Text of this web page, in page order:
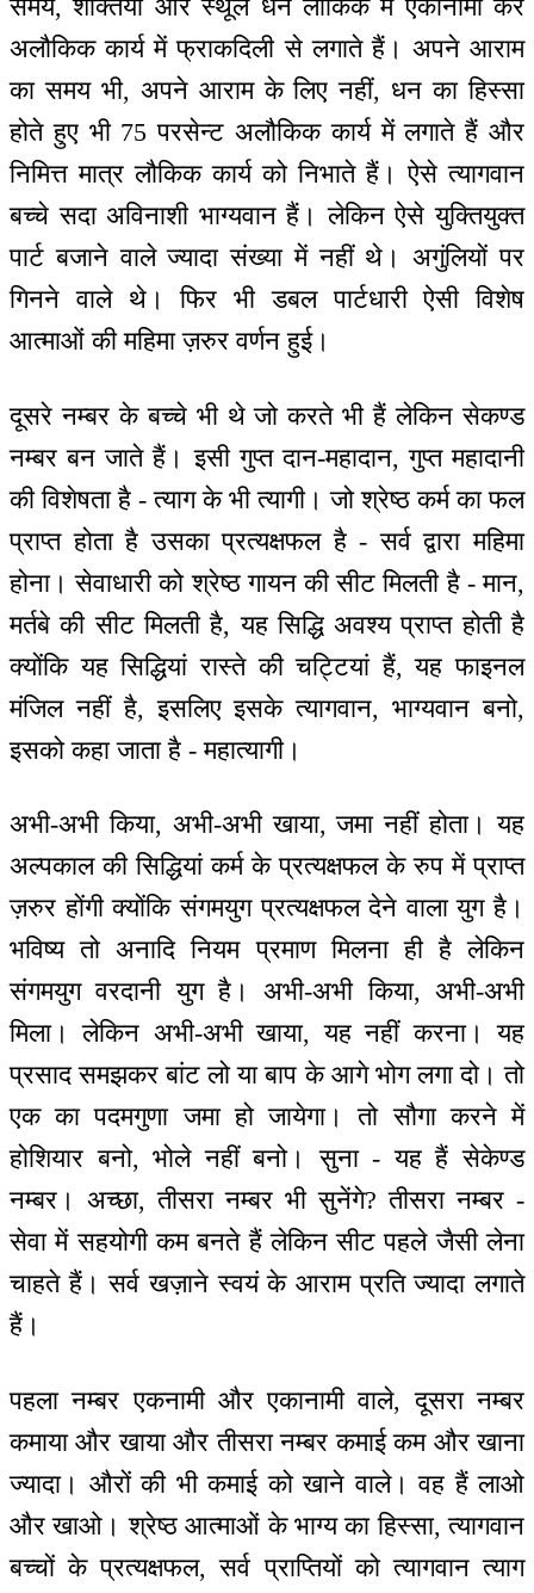
समय, शक्तियां और स्थूल धन लौकिक में एकानामी कर
अलौकिक कार्य में फ्राकदिली से लगाते हैं। अपने आराम
का समय भी, अपने आराम के लिए नहीं, धन का हिस्सा
होते हुए भी 75 परसेन्ट अलौकिक कार्य में लगाते हैं और
निमित्त मात्र लौकिक कार्य को निभाते हैं। ऐसे त्यागवान
बच्चे सदा अविनाशी भाग्यवान हैं। लेकिन ऐसे युक्तियुक्त
पार्ट बजाने वाले ज्यादा संख्या में नहीं थे। अगुंलियों पर
गिनने वाले थे। फिर भी डबल पार्टधारी ऐसी विशेष
आत्माओं की महिमा ज़रुर वर्णन हुई।
दूसरे नम्बर के बच्चे भी थे जो करते भी हैं लेकिन सेकण्ड
नम्बर बन जाते हैं। इसी गुप्त दान-महादान, गुप्त महादानी
की विशेषता है - त्याग के भी त्यागी। जो श्रेष्ठ कर्म का फल
प्राप्त होता है उसका प्रत्यक्षफल है - सर्व द्वारा महिमा
होना। सेवाधारी को श्रेष्ठ गायन की सीट मिलती है - मान,
मर्तबे की सीट मिलती है, यह सिद्धि अवश्य प्राप्त होती है
क्योंकि यह सिद्धियां रास्ते की चट्टियां हैं, यह फाइनल
मंजिल नहीं है, इसलिए इसके त्यागवान, भाग्यवान बनो,
इसको कहा जाता है - महात्यागी।
अभी-अभी किया, अभी-अभी खाया, जमा नहीं होता। यह
अल्पकाल की सिद्धियां कर्म के प्रत्यक्षफल के रुप में प्राप्त
ज़रुर होंगी क्योंकि संगमयुग प्रत्यक्षफल देने वाला युग है।
भविष्य तो अनादि नियम प्रमाण मिलना ही है लेकिन
संगमयुग वरदानी युग है। अभी-अभी किया, अभी-अभी
मिला। लेकिन अभी-अभी खाया, यह नहीं करना। यह
प्रसाद समझकर बांट लो या बाप के आगे भोग लगा दो। तो
एक का पदमगुणा जमा हो जायेगा। तो सौगा करने में
होशियार बनो, भोले नहीं बनो। सुना - यह हैं सेकेण्ड
नम्बर। अच्छा, तीसरा नम्बर भी सुनेंगे? तीसरा नम्बर -
सेवा में सहयोगी कम बनते हैं लेकिन सीट पहले जैसी लेना
चाहते हैं। सर्व खज़ाने स्वयं के आराम प्रति ज्यादा लगाते
हैं।
पहला नम्बर एकनामी और एकानामी वाले, दूसरा नम्बर
कमाया और खाया और तीसरा नम्बर कमाई कम और खाना
ज्यादा। औरों की भी कमाई को खाने वाले। वह हैं लाओ
और खाओ। श्रेष्ठ आत्माओं के भाग्य का हिस्सा, त्यागवान
बच्चों के प्रत्यक्षफल, सर्व प्राप्तियों को त्यागवान त्याग